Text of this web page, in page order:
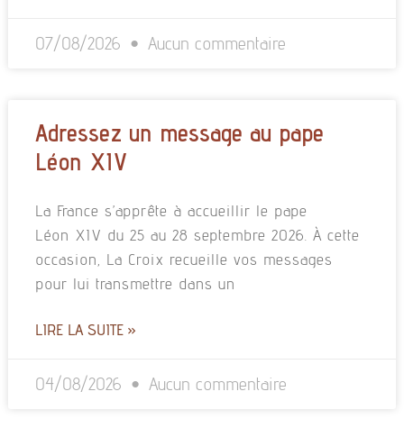
07/08/2026 Aucun commentaire
Adressez un message au pape
Léon XIV
La France s’apprête à accueillir le pape
Léon XIV du 25 au 28 septembre 2026. À cette
occasion, La Croix recueille vos messages
pour lui transmettre dans un
LIRE LA SUITE »
04/08/2026 Aucun commentaire